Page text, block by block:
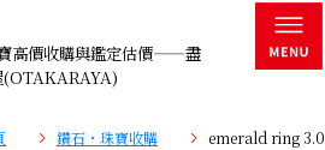
高價收購與鑑定估價——盡
(OTAKARAYA)
鑽石・珠寶收購 emerald ring